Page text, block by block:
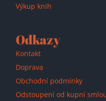
Výkup knih
Odkazy
Kontakt
Doprava
Obchodní podmínky
Odstoupení od kupní